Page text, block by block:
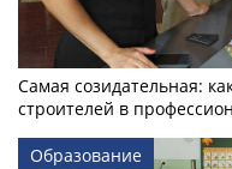
Самая созидательная:
строителей в
Образование